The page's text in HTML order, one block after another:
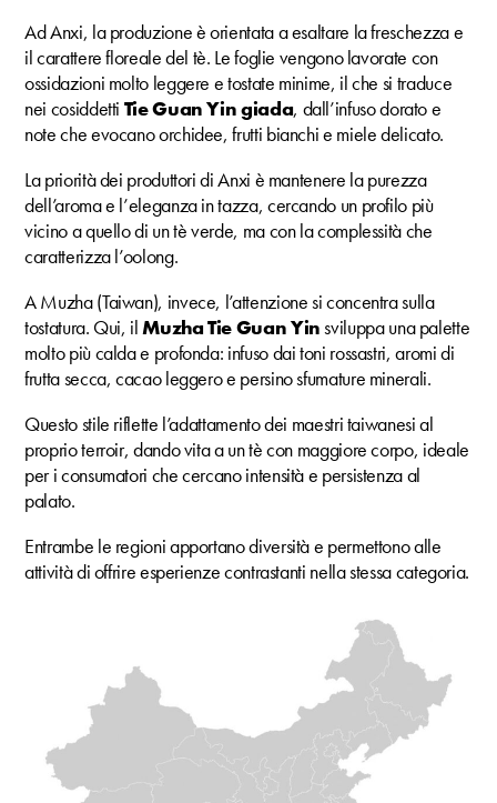
Ad Anxi, la produzione è orientata a esaltare la freschezza e
il carattere floreale del tè. Le foglie vengono lavorate con
ossidazioni molto leggere e tostate minime, il che si traduce
nei cosiddetti Tie Guan Yin giada, dall’infuso dorato e
note che evocano orchidee, frutti bianchi e miele delicato.
La priorità dei produttori di Anxi è mantenere la purezza
dell’aroma e l’eleganza in tazza, cercando un profilo più
vicino a quello di un tè verde, ma con la complessità che
caratterizza l’oolong.
A Muzha (Taiwan), invece, l’attenzione si concentra sulla
tostatura. Qui, ilMuzha Tie Guan Yinsviluppa una palette
molto più calda e profonda: infuso dai toni rossastri, aromi di
frutta secca, cacao leggero e persino sfumature minerali.
Questo stile riflette l’adattamento dei maestri taiwanesi al
proprio terroir, dando vita a un tè con maggiore corpo, ideale
per i consumatori che cercano intensità e persistenza al
palato.
Entrambe le regioni apportano diversità e permettono alle
attività di offrire esperienze contrastanti nella stessa categoria.